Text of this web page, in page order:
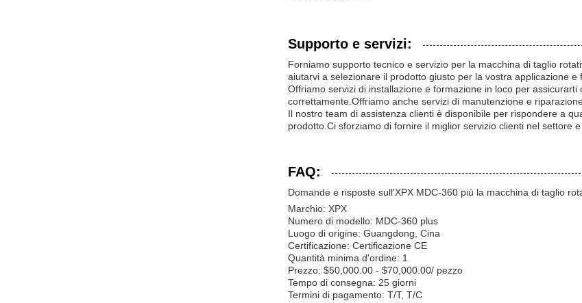
Supporto e servizi:
Forniamo supporto tecnico e servizio per la macchina di taglio
aiutarvi a selezionare il prodotto giusto per la vostra applicazione e
Offriamo servizi di installazione e formazione in loco per
correttamente.Offriamo anche servizi di manutenzione e
Il nostro team di assistenza clienti è disponibile per rispondere a
prodotto.Ci sforziamo di fornire il miglior servizio clienti nel settore
FAQ:
Domande e risposte sull'XPX MDC-360 più la macchina di taglio
Marchio: XPX
Numero di modello: MDC-360 plus
Luogo di origine: Guangdong, Cina
Certificazione: Certificazione CE
Quantità minima d'ordine: 1
Prezzo: $50,000.00 - $70,000.00/ pezzo
Tempo di consegna: 25 giorni
Termini di pagamento: T/T, T/C